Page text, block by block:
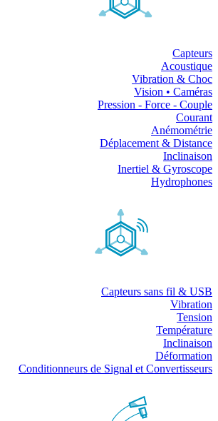
Capteurs
Acoustique
Vibration & Choc
Vision • Caméras
Pression - Force - Couple
Courant
Anémométrie
Déplacement & Distance
Inclinaison
Inertiel & Gyroscope
Hydrophones
Capteurs sans fil & USB
Vibration
Tension
Température
Inclinaison
Déformation
Conditionneurs de Signal et Convertisseurs